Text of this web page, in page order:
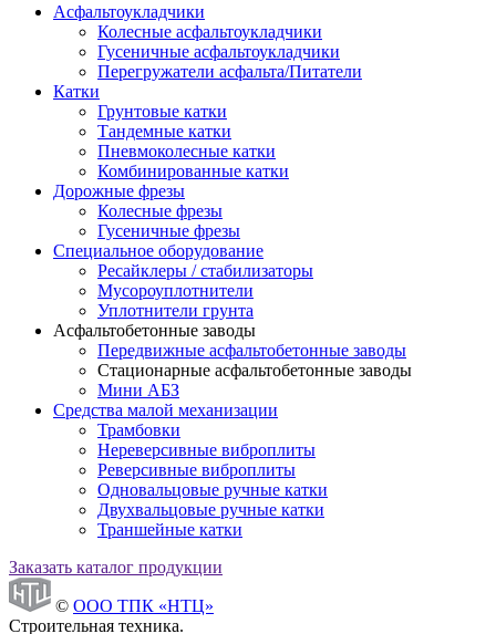
Асфальтоукладчики
Колесные асфальтоукладчики
Гусеничные асфальтоукладчики
Перегружатели асфальта/Питатели
Катки
Грунтовые катки
Тандемные катки
Пневмоколесные катки
Комбинированные катки
Дорожные фрезы
Колесные фрезы
Гусеничные фрезы
Специальное оборудование
Ресайклеры / стабилизаторы
Мусороуплотнители
Уплотнители грунта
Асфальтобетонные заводы
Передвижные асфальтобетонные заводы
Стационарные асфальтобетонные заводы
Мини АБЗ
Средства малой механизации
Трамбовки
Нереверсивные виброплиты
Реверсивные виброплиты
Одновальцовые ручные катки
Двухвальцовые ручные катки
Траншейные катки
Заказать каталог продукции
© ООО ТПК «НТЦ»
Строительная техника.